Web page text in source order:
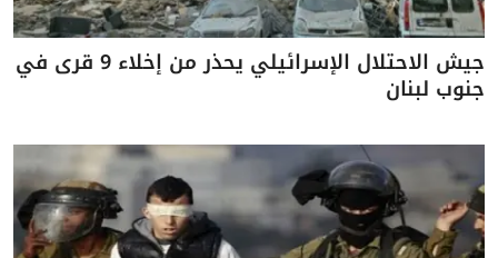
جيش الاحتلال الإسرائيلي يحذر من إخلاء 9 قرى في
جنوب لبنان